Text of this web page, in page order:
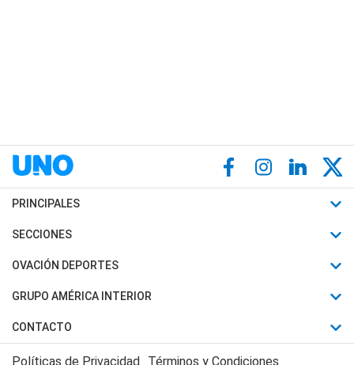
PRINCIPALES
Últimas Noticias
Política
Judiciales
Economia
SECCIONES
Horóscopo
Motores
Trucos caseros
OVACIÓN DEPORTES
Fútbol
Mundial
Automovilismo
GRUPO AMÉRICA INTERIOR
Canal 7 en Vivo
CONTACTO
Acerca de Nosotros
Políticas de Privacidad Términos y Condiciones